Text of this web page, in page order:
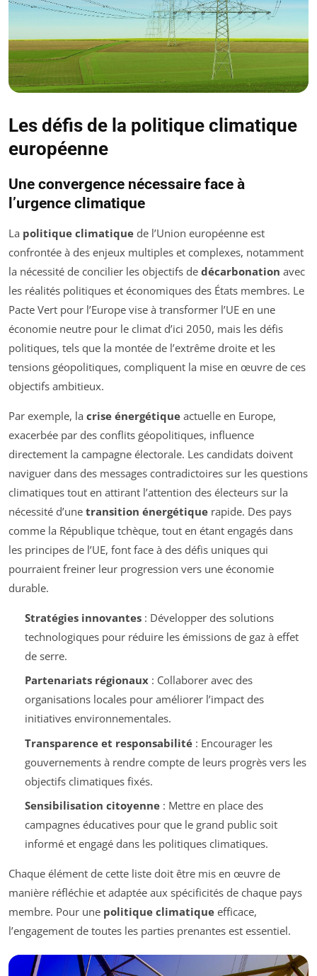
Les défis de la politique climatique
européenne
Une convergence nécessaire face à
l’urgence climatique
La politique climatique de l’Union européenne est
confrontée à des enjeux multiples et complexes, notamment
la nécessité de concilier les objectifs de décarbonation avec
les réalités politiques et économiques des États membres. Le
Pacte Vert pour l’Europe vise à transformer l’UE en une
économie neutre pour le climat d’ici 2050, mais les défis
politiques, tels que la montée de l’extrême droite et les
tensions géopolitiques, compliquent la mise en œuvre de ces
objectifs ambitieux.
Par exemple, la crise énergétique actuelle en Europe,
exacerbée par des conflits géopolitiques, influence
directement la campagne électorale. Les candidats doivent
naviguer dans des messages contradictoires sur les questions
climatiques tout en attirant l’attention des électeurs sur la
nécessité d’une transition énergétique rapide. Des pays
comme la République tchèque, tout en étant engagés dans
les principes de l’UE, font face à des défis uniques qui
pourraient freiner leur progression vers une économie
durable.
Stratégies innovantes: Développer des solutions
technologiques pour réduire les émissions de gaz à effet
de serre.
Partenariats régionaux: Collaborer avec des
organisations locales pour améliorer l’impact des
initiatives environnementales.
Transparence et responsabilité: Encourager les
gouvernements à rendre compte de leurs progrès vers les
objectifs climatiques fixés.
Sensibilisation citoyenne: Mettre en place des
campagnes éducatives pour que le grand public soit
informé et engagé dans les politiques climatiques.
Chaque élément de cette liste doit être mis en œuvre de
manière réfléchie et adaptée aux spécificités de chaque pays
membre. Pour une politique climatique efficace,
l’engagement de toutes les parties prenantes est essentiel.